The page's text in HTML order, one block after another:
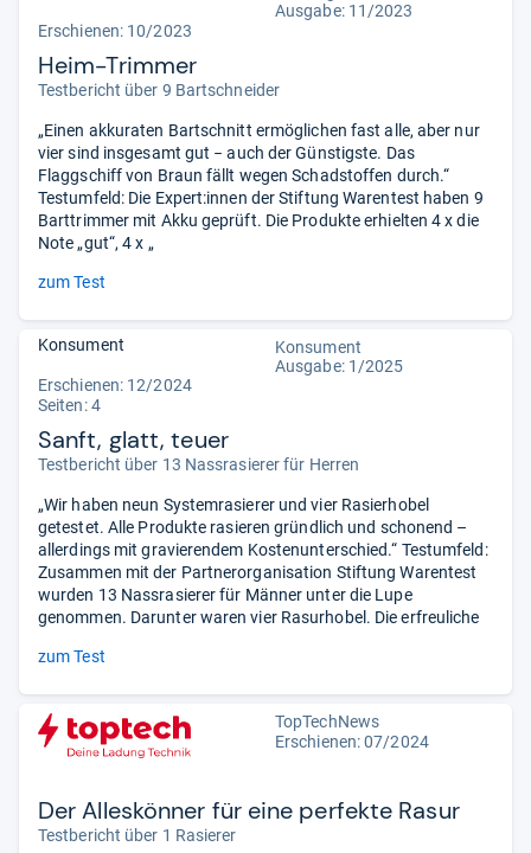
Ausgabe: 11/2023
Erschienen: 10/2023
Heim-Trimmer
Testbericht über 9 Bartschneider
„Einen akkuraten Bartschnitt ermöglichen fast alle, aber nur
vier sind insgesamt gut − auch der Günstigste. Das
Flaggschiff von Braun fällt wegen Schadstoffen durch.“
Testumfeld: Die Expert:innen der Stiftung Warentest haben 9
Barttrimmer mit Akku geprüft. Die Produkte erhielten 4 x die
Note „gut“, 4 x „
zum Test
Konsument
Konsument
Ausgabe: 1/2025
Erschienen: 12/2024
Seiten: 4
Sanft, glatt, teuer
Testbericht über 13 Nassrasierer für Herren
„Wir haben neun Systemrasierer und vier Rasierhobel
getestet. Alle Produkte rasieren gründlich und schonend –
allerdings mit gravierendem Kostenunterschied.“ Testumfeld:
Zusammen mit der Partnerorganisation Stiftung Warentest
wurden 13 Nassrasierer für Männer unter die Lupe
genommen. Darunter waren vier Rasurhobel. Die erfreuliche
zum Test
TopTechNews
Erschienen: 07/2024
Der Alleskönner für eine perfekte Rasur
Testbericht über 1 Rasierer